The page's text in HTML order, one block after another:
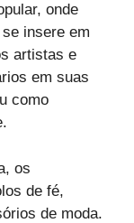
onde
insere em
artistas e
em suas
como
os
de fé,
de moda.